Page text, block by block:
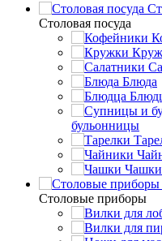
Столовая посуда
Блюда
бульонницы
Чашки
Cтоловые приборы